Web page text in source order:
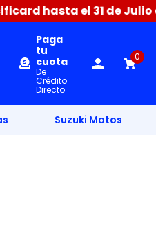
hasta el 31 de Julio
Paga
tu
cuota
De
Crédito
Directo
0
Suzuki Motos